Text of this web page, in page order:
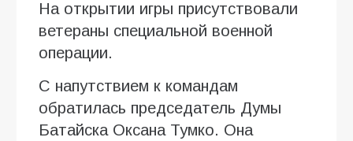
На открытии игры присутствовали
ветераны специальной военной
операции.
С напутствием к командам
обратилась председатель Думы
Батайска Оксана Тумко. Она